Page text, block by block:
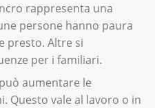
che
quali l'ansia,
causano il
influenzano il
rappresenta una
persone hanno paura
presto. Altre si
per i familiari.
aumentare le
Questo vale al lavoro o in